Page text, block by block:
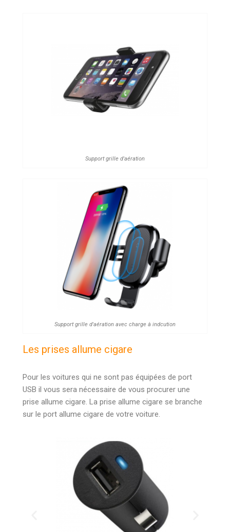
Support grille d'aération
Support grille d'aération avec charge à indcution
Les prises allume cigare
Pour les voitures qui ne sont pas équipées de port
USB il vous sera nécessaire de vous procurer une
prise allume cigare. La prise allume cigare se branche
sur le port allume cigare de votre voiture.